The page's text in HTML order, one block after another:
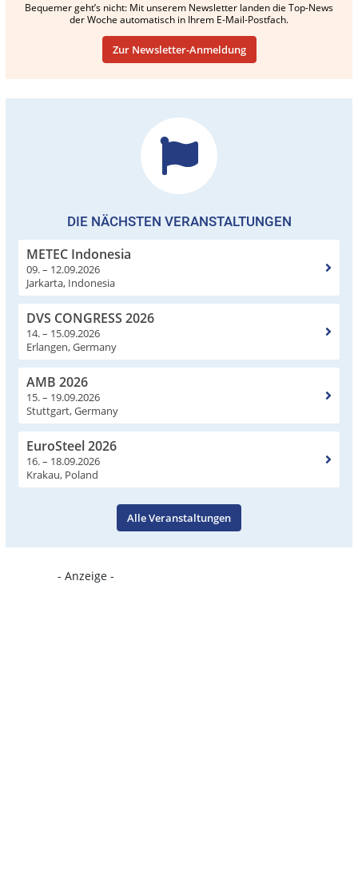
Bequemer geht’s nicht: Mit unserem Newsletter landen die Top-News
der Woche automatisch in Ihrem E-Mail-Postfach.
Zur Newsletter-Anmeldung
DIE NÄCHSTEN VERANSTALTUNGEN
METEC Indonesia
09. – 12.09.2026
Jarkarta, Indonesia
DVS CONGRESS 2026
14. – 15.09.2026
Erlangen, Germany
AMB 2026
15. – 19.09.2026
Stuttgart, Germany
EuroSteel 2026
16. – 18.09.2026
Krakau, Poland
Alle Veranstaltungen
- Anzeige -